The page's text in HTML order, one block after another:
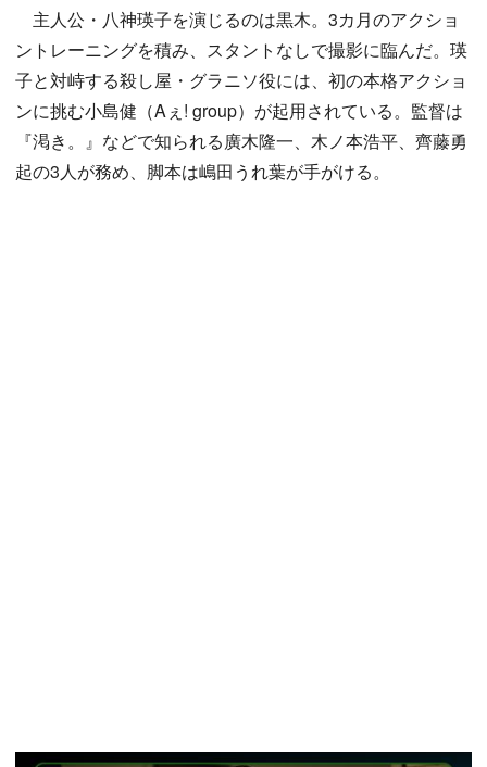
主人公・八神瑛子を演じるのは黒木。3カ月のアクショ
ントレーニングを積み、スタントなしで撮影に臨んだ。瑛
子と対峙する殺し屋・グラニソ役には、初の本格アクショ
ンに挑む小島健（Aぇ! group）が起用されている。監督は
『渇き。』などで知られる廣木隆一、木ノ本浩平、齊藤勇
起の3人が務め、脚本は嶋田うれ葉が手がける。